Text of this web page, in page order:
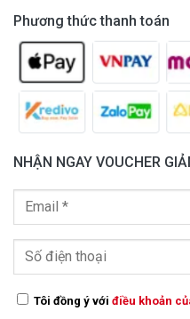
Phương thức thanh toán
NHẬN NGAY VOUCHER
Tôi đồng ý với điều khoản